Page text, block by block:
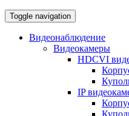
Toggle navigation
Видеонаблюдение
Видеокамеры
HDCVI
IP